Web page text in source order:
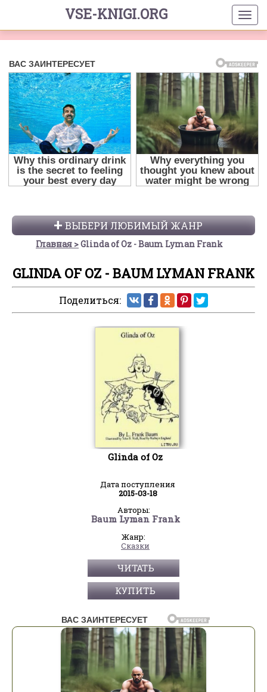
VSE-KNIGI.ORG
ВЫБЕРИ ЛЮБИМЫЙ ЖАНР
Главная Glinda of Oz - Baum Lyman Frank
GLINDA OF OZ - BAUM LYMAN FRANK
Поделиться:
Glinda of Oz
Дата поступления
2015-03-18
Авторы:
Baum Lyman Frank
Жанр:
Сказки
ЧИТАТЬ
КУПИТЬ